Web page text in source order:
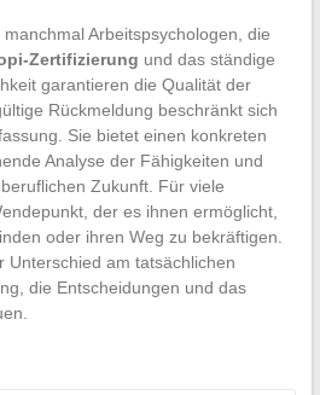
Arbeitspsychologen, die
Zertifizierung und das ständige
garantieren die Qualität der
Rückmeldung beschränkt sich
Sie bietet einen konkreten
Analyse der Fähigkeiten und
Zukunft. Für viele
der es ihnen ermöglicht,
oder ihren Weg zu bekräftigen.
Unterschied am tatsächlichen
die Entscheidungen und das